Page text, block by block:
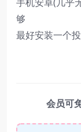
够
最好安装一个
会员可